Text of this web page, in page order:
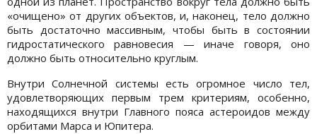
«очищено» от других объектов, и, наконец, тело должно
быть достаточно массивным, чтобы быть в состоянии
гидростатического равновесия — иначе говоря, оно
должно быть относительно круглым.
Внутри Солнечной системы есть огромное число тел,
удовлетворяющих первым трем критериям, особенно,
находящихся внутри Главного пояса астероидов между
орбитами Марса и Юпитера.